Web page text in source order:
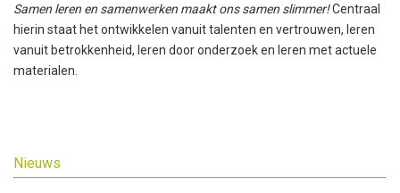
Samen leren en samenwerken maakt ons samen slimmer!Centraal
hierin staat het ontwikkelen vanuit talenten en vertrouwen, leren
vanuit betrokkenheid, leren door onderzoek en leren met actuele
materialen.
Nieuws